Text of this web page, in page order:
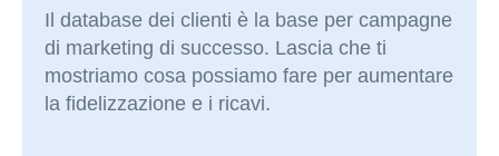
Il database dei clienti è la base per campagne
di marketing di successo. Lascia che ti
mostriamo cosa possiamo fare per aumentare
la fidelizzazione e i ricavi.